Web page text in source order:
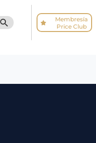
SEARCH BUTTON
Membresía
Price Club